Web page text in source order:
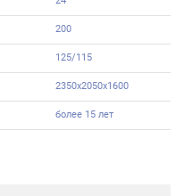
200
125/115
2350х2050х1600
более 15 лет